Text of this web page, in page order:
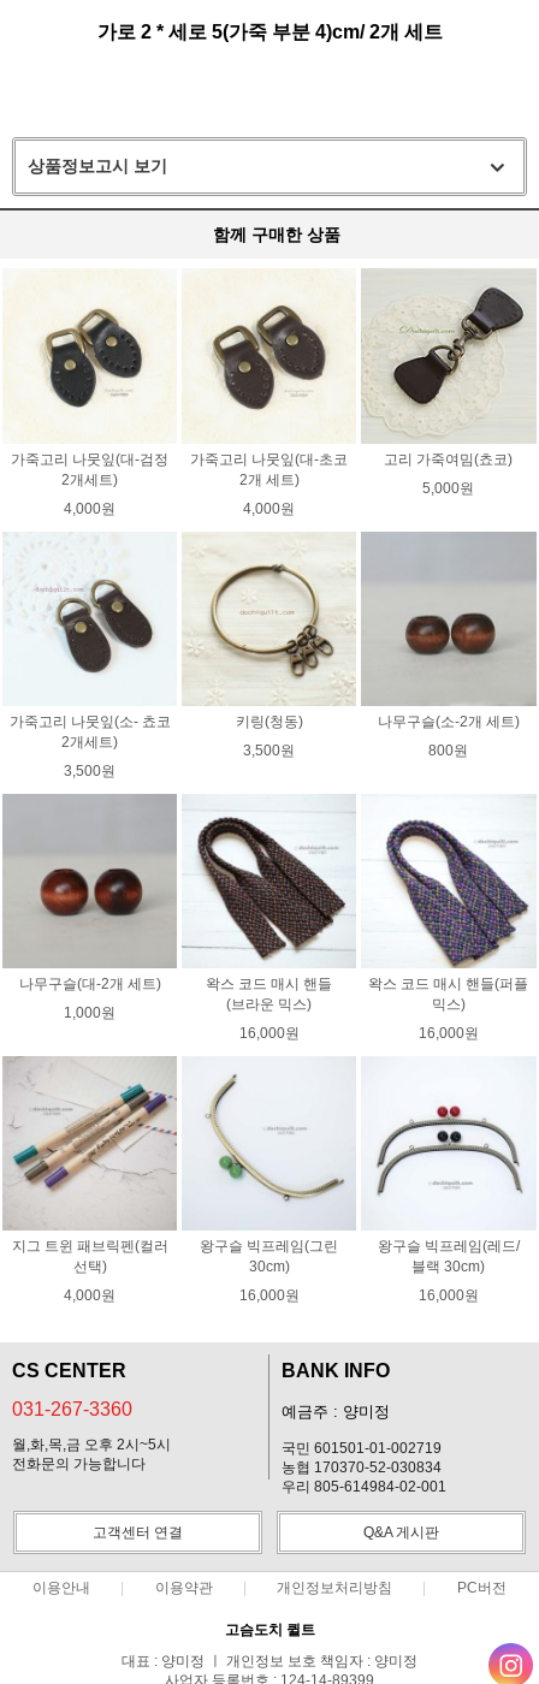
가로 2 * 세로 5(가죽 부분 4)cm/ 2개 세트
상품정보고시 보기
함께 구매한 상품
가죽고리 나뭇잎(대-검정
2개세트)
4,000원
가죽고리 나뭇잎(대-초코
2개 세트)
4,000원
고리 가죽여밈(쵸코)
5,000원
가죽고리 나뭇잎(소- 쵸코
2개세트)
3,500원
키링(청동)
3,500원
나무구슬(소-2개 세트)
800원
나무구슬(대-2개 세트)
1,000원
왁스 코드 매시 핸들
(브라운 믹스)
16,000원
왁스 코드 매시 핸들(퍼플
믹스)
16,000원
지그 트윈 패브릭펜(컬러
선택)
4,000원
왕구슬 빅프레임(그린
30cm)
16,000원
왕구슬 빅프레임(레드/
블랙 30cm)
16,000원
CS CENTER
031-267-3360
월,화,목,금 오후 2시~5시
전화문의 가능합니다
BANK INFO
예금주 : 양미정
국민 601501-01-002719
농협 170370-52-030834
우리 805-614984-02-001
고객센터 연결 Q&A 게시판
이용안내 이용약관 개인정보처리방침 PC버전
고슴도치 퀼트
대표 : 양미정 ㅣ 개인정보 보호 책임자 : 양미정